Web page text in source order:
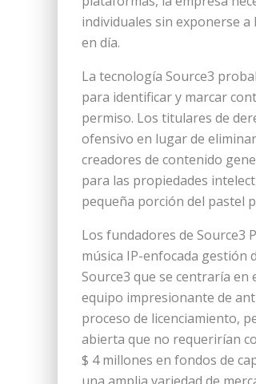
individuales sin exponerse
en día.
La tecnología Source3
para identificar y marcar
permiso. Los titulares de
ofensivo en lugar de
creadores de contenido
para las propiedades
pequeña porción del pastel
Los fundadores de Source3
música IP-enfocada gestión
Source3 que se centraría en
equipo impresionante de
proceso de licenciamiento,
abierta que no requerirían
$ 4 millones en fondos de